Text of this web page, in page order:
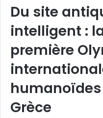
Du site
intelligent :
première
Grèce